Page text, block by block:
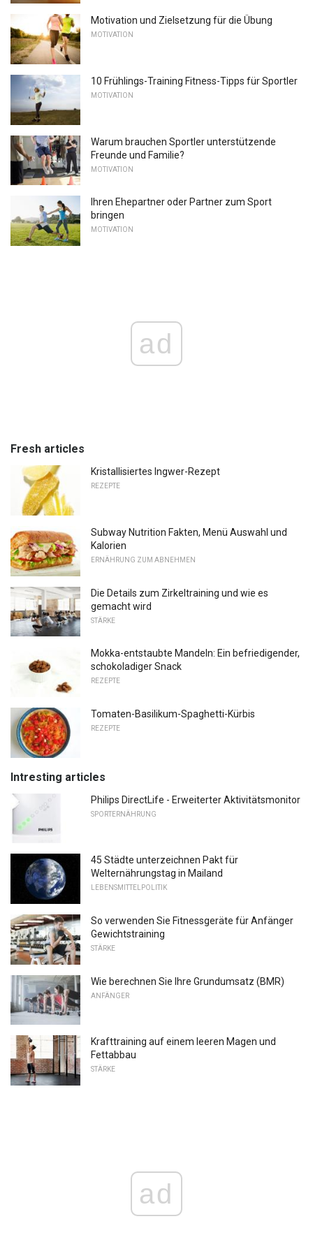
Motivation und Zielsetzung für die Übung
MOTIVATION
10 Frühlings-Training Fitness-Tipps für Sportler
MOTIVATION
Warum brauchen Sportler unterstützende
Freunde und Familie?
MOTIVATION
Ihren Ehepartner oder Partner zum Sport
bringen
MOTIVATION
ad
Fresh articles
Kristallisiertes Ingwer-Rezept
REZEPTE
Subway Nutrition Fakten, Menü Auswahl und
Kalorien
ERNÄHRUNG ZUM ABNEHMEN
Die Details zum Zirkeltraining und wie es
gemacht wird
STÄRKE
Mokka-entstaubte Mandeln: Ein befriedigender,
schokoladiger Snack
REZEPTE
Tomaten-Basilikum-Spaghetti-Kürbis
REZEPTE
Intresting articles
Philips DirectLife - Erweiterter Aktivitätsmonitor
SPORTERNÄHRUNG
45 Städte unterzeichnen Pakt für
Welternährungstag in Mailand
LEBENSMITTELPOLITIK
So verwenden Sie Fitnessgeräte für Anfänger
Gewichtstraining
STÄRKE
Wie berechnen Sie Ihre Grundumsatz (BMR)
ANFÄNGER
Krafttraining auf einem leeren Magen und
Fettabbau
STÄRKE
ad